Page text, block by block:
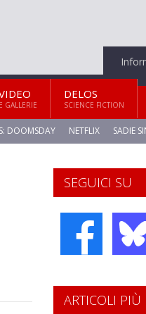
E GALLERIE
DELOS
SCIENCE FICTION
DOOMSDAY NETFLIX SADIE
SEGUICI SU
ARTICOLI PIÙ